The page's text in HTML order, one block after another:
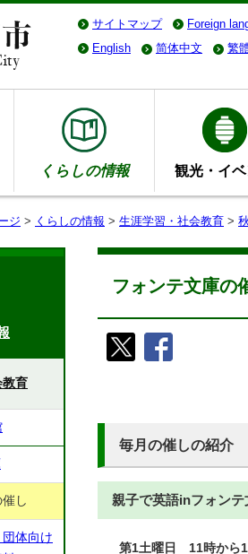
サイトマップ Foreign
English
简体中文 繁
くらしの情報 観光・イベ
ジ > くらしの情報 > 生涯学習・社会教育 >
フォンテ文庫の
毎月の催しの紹介
親子で英語inフォン
第1土曜日 11時から
教育
し
体向け